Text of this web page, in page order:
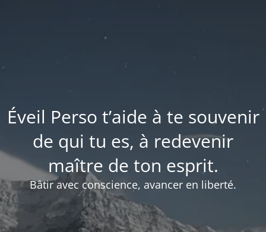
Éveil Perso t’aide à te souvenir
de qui tu es, à redevenir
maître de ton esprit.
Bâtir avec conscience, avancer en liberté.